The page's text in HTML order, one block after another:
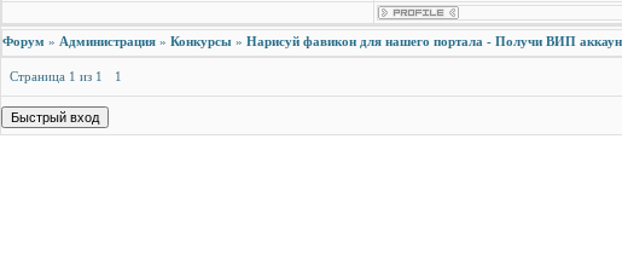
Форум » Администрация » Конкурсы » Нарисуй фавикон для нашего портала - Получи ВИП
Страница 1 из 1 1